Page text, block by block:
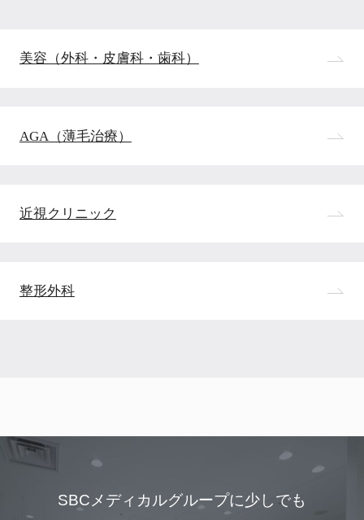
美容（外科・皮膚科・歯科）
AGA（薄毛治療）
近視クリニック
整形外科
SBCメディカルグループに少しでも